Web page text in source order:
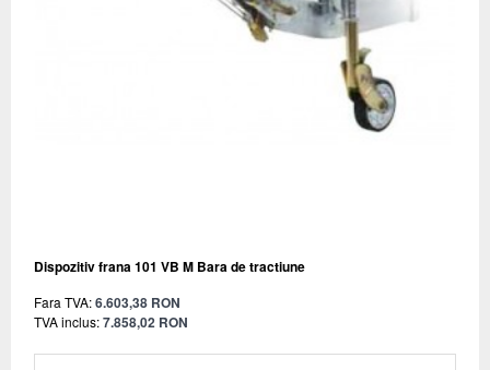
Dispozitiv frana 101 VB M Bara de tractiune
Fara TVA:6.603,38 RON
TVA inclus:7.858,02 RON